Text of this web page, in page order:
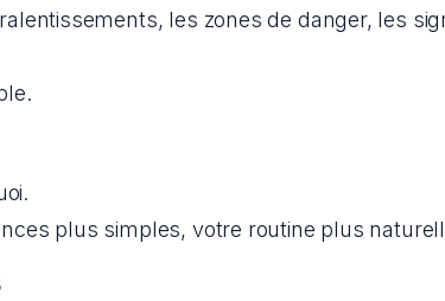
les zones de danger, les
plus simples, votre routine plus